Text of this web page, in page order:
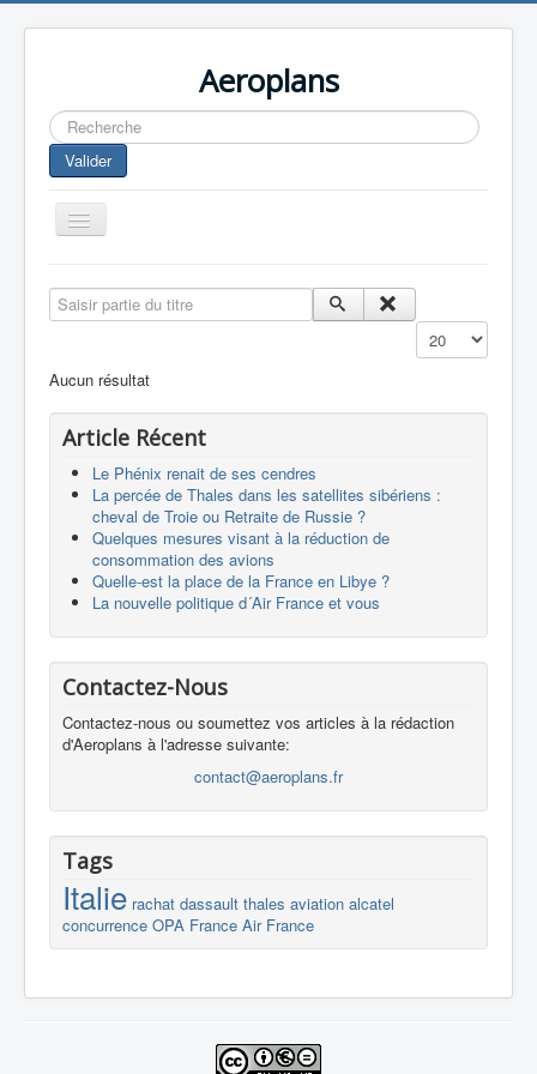
Aeroplans
Rechercher
Valider
Toggle
Navigation
Aviation Commerciale
Europespace
Drones
Saisir partie du titre
Affichage #
Aucun résultat
Article Récent
Le Phénix renait de ses cendres
La percée de Thales dans les satellites sibériens :
cheval de Troie ou Retraite de Russie ?
Quelques mesures visant à la réduction de
consommation des avions
Quelle-est la place de la France en Libye ?
La nouvelle politique d´Air France et vous
Contactez-Nous
Contactez-nous ou soumettez vos articles à la rédaction
d'Aeroplans à l'adresse suivante:
contact@aeroplans.fr
Tags
Italie rachat dassault thales aviation alcatel
concurrence OPA France Air France